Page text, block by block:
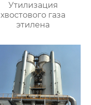
Утилизация
хвостового газа
этилена